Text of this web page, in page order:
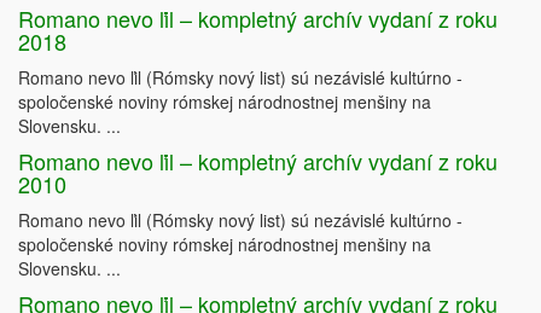
Kolektív autorov: © 1998  Aleš Bednařík, Martin Bútora, Ján Hrubala, Inge Jalčová, Vlado Labáth,
Dušan Ondrušek, Zora Pauliniová, Jana Pružinská, Kent Sinclair, Mária Zelenáková
Vedúci autorského kolektívu: Dušan Ondrušek
ISBN 80–967890–5–8
Romano nevo ľil – kompletný archív vydaní z roku
2018
Romano nevo ľil (Rómsky nový list) sú nezávislé kultúrno -
spoločenské noviny rómskej národnostnej menšiny na
Slovensku. ...
Romano nevo ľil – kompletný archív vydaní z roku
2010
Romano nevo ľil (Rómsky nový list) sú nezávislé kultúrno -
spoločenské noviny rómskej národnostnej menšiny na
Slovensku. ...
Romano nevo ľil – kompletný archív vydaní z roku